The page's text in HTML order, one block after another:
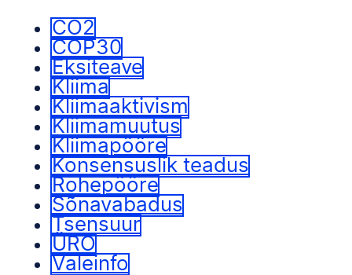
CO2
COP30
Eksiteave
Kliima
Kliimaaktivism
Kliimamuutus
Kliimapööre
Konsensuslik teadus
Rohepööre
Sõnavabadus
Tsensuur
ÜRO
Valeinfo